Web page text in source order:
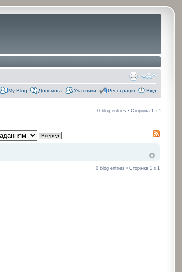
My Blog Допомога Учасники Реєстрація Вхід
0 blog entries • Сторінка 1з 1
0 blog entries • Сторінка1 з1